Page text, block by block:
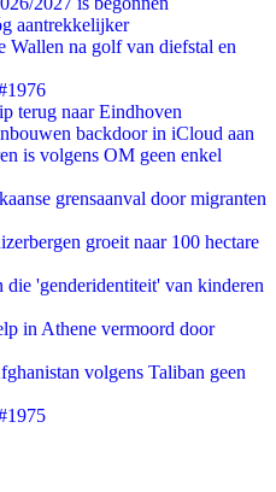
aantrekkelijker
Wallen na golf van diefstal en
terug naar Eindhoven
backdoor in iCloud aan
is volgens OM geen enkel
grensaanval door migranten
groeit naar 100 hectare
'genderidentiteit' van kinderen
in Athene vermoord door
volgens Taliban geen